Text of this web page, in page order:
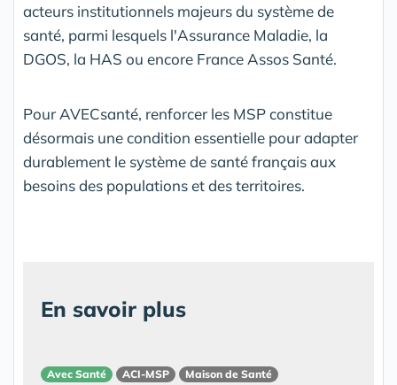
acteurs institutionnels majeurs du système de
santé, parmi lesquels l'Assurance Maladie, la
DGOS, la HAS ou encore France Assos Santé.
Pour AVECsanté, renforcer les MSP constitue
désormais une condition essentielle pour adapter
durablement le système de santé français aux
besoins des populations et des territoires.
En savoir plus
Avec Santé ACI-MSP Maison de Santé